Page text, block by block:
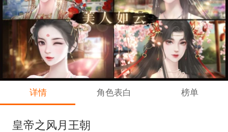
详情 角色表白 榜单
皇帝之风月王朝